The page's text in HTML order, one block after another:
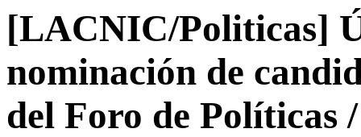
[LACNIC/Politicas]
nominación de
del Foro de Políticas